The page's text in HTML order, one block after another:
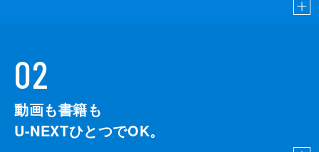
02
動画も書籍も
U-NEXTひとつでOK。